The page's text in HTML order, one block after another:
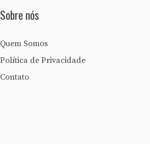
Sobre nós
Quem Somos
Política de Privacidade
Contato